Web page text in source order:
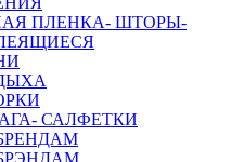
ПЛЕНКА- ШТОРЫ-
САЛФЕТКИ